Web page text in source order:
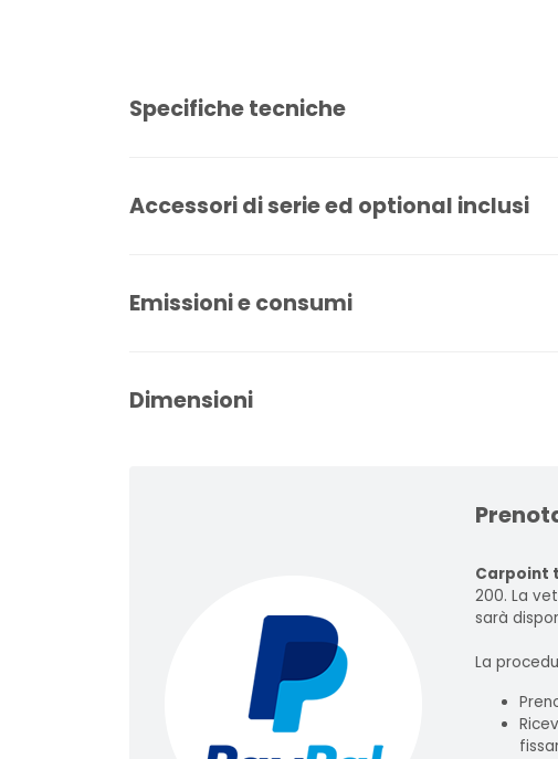
Specifiche tecniche
Accessori di serie ed optional inclusi
Emissioni e consumi
Dimensioni
Carpoint
200. La
sarà
La